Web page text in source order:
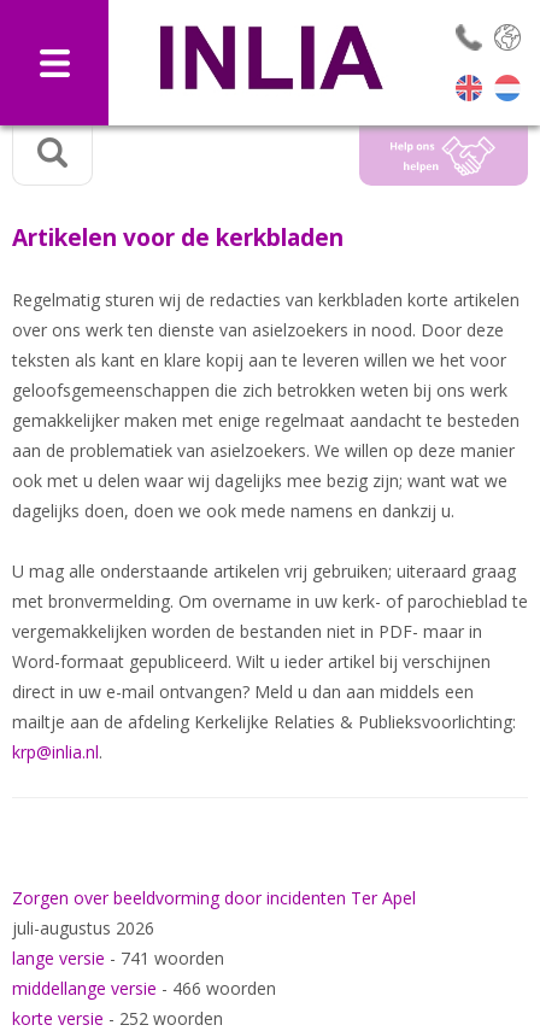
Artikelen voor de kerkbladen
Regelmatig sturen wij de redacties van kerkbladen korte artikelen
over ons werk ten dienste van asielzoekers in nood. Door deze
teksten als kant en klare kopij aan te leveren willen we het voor
geloofsgemeenschappen die zich betrokken weten bij ons werk
gemakkelijker maken met enige regelmaat aandacht te besteden
aan de problematiek van asielzoekers. We willen op deze manier
ook met u delen waar wij dagelijks mee bezig zijn; want wat we
dagelijks doen, doen we ook mede namens en dankzij u.
U mag alle onderstaande artikelen vrij gebruiken; uiteraard graag
met bronvermelding. Om overname in uw kerk- of parochieblad te
vergemakkelijken worden de bestanden niet in PDF- maar in
Word-formaat gepubliceerd. Wilt u ieder artikel bij verschijnen
direct in uw e-mail ontvangen? Meld u dan aan middels een
mailtje aan de afdeling Kerkelijke Relaties & Publieksvoorlichting:
krp@inlia.nl.
Zorgen over beeldvorming door incidenten Ter Apel
juli-augustus 2026
lange versie - 741 woorden
middellange versie - 466 woorden
korte versie - 252 woorden